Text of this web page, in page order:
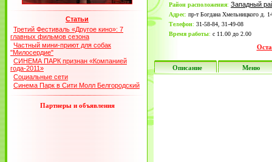
Статьи
Третий Фестиваль «Другое кино»: 7
главных фильмов сезона
Частный мини-приют для собак
"Милосердие"
СИНЕМА ПАРК признан «Компанией
года-2011»
Социальные сети
Синема Парк в Сити Молл Белгородский
Партнеры и объявления
Район расположения: Западный
Адрес: пр-т Богдана Хмельницкого д.
Телефон: 31-58-84, 31-49-08
Время работы: с 11.00 до 2.00
Описание Меню